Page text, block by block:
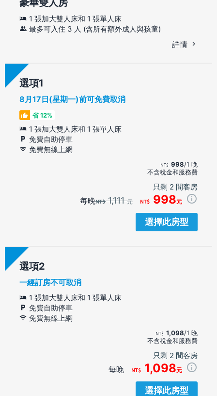
1 張加大雙人床和 1 張單人床
最多可入住 3 人 (含所有額外成人與孩童)
詳情
選項
8月17日(星期一)前可免費取消
省 12%
1 張加大雙人床和 1 張單人床
免費自助停車
免費無線上網
998/1 晚
不含稅金和服務費
只剩 2 間客房
每晚 1,111元 998元
選擇此房型
選項
一經訂房不可取消
1 張加大雙人床和 1 張單人床
免費自助停車
免費無線上網
1,098/1 晚
不含稅金和服務費
只剩 2 間客房
每晚 1,098元
選擇此房型